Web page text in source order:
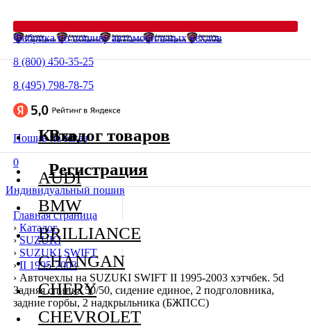
Фабрика по пошиву автомобильных чехлов
8 (800) 450-35-25
8 (495) 798-78-75
Пошив на заказ
0
Индивидуальный пошив
Главная страница
› Каталог
› SUZUKI
› SUZUKI SWIFT
› II 1995-2003
› Авточехлы на SUZUKI SWIFT II 1995-2003 хэтчбек. 5d
Задняя спинка 50/50, сидение единое, 2 подголовника,
задние горбы, 2 надкрыльника (БЖПСС)
Каталог товаров
AUDI
BMW
BRILLIANCE
CHANGAN
CHERY
CHEVROLET
Вход
Регистрация